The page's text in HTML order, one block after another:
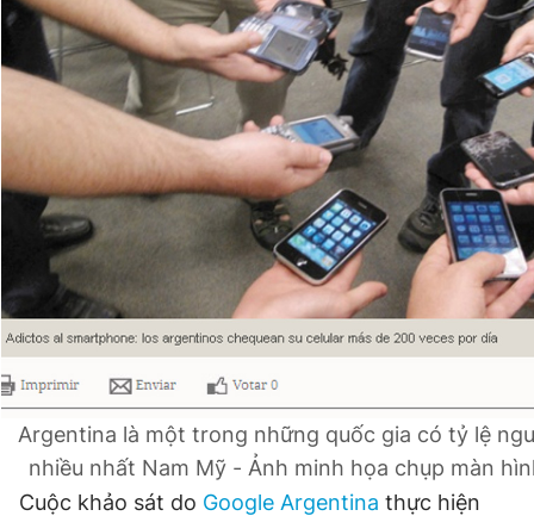
Theo dõi báo trên
Hotline
0906 645 777
Liên hệ quảng cáo
0908 780 404
Đặt báo Quảng cáo RSS Tòa soạn Chính sách bảo
Tổng biên tập: Nguyễn Ngọc Toàn
Phó tổng biên tập thường trực: Hải Thành
Phó tổng biên tập: Lâm Hiếu Dũng
Phó tổng biên tập: Trần Việt Hưng
Tổng thư ký tòa soạn: Đức Trung
Giấy phép xuất bản số 110/GP - BTTTT cấp ngày 24.3.2020
© 2003-2026 Bản quyền thuộc về Báo Thanh Niên. Cấm sao
chép dưới mọi hình thức nếu không có sự chấp thuận bằng văn
bản. Phát triển bởi ePi Technologies, JSC.
Argentina là một trong những quốc gia có tỷ lệ
nhiều nhất Nam Mỹ - Ảnh minh họa chụp màn
Cuộc khảo sát do Google Argentina thực hiện